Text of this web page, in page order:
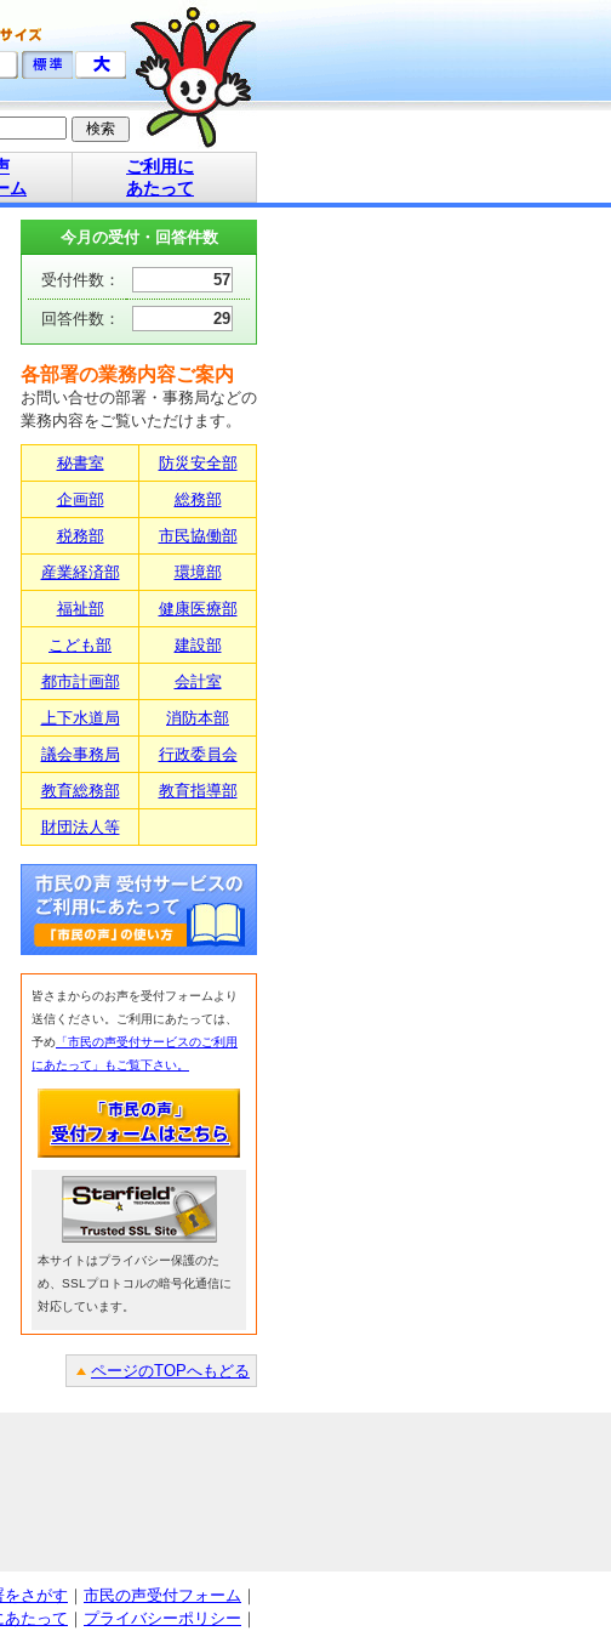
ム
ご利用に
あたって
今月の受付・回答件数
受付件数： 57
回答件数： 29
各部署の業務内容ご案内
お問い合せの部署・事務局などの
業務内容をご覧いただけます。
秘書室
防災安全部
企画部
総務部
税務部
市民協働部
産業経済部
環境部
福祉部
健康医療部
こども部
建設部
都市計画部
会計室
上下水道局
消防本部
議会事務局
行政委員会
教育総務部
教育指導部
財団法人等
皆さまからのお声を受付フォームより
送信ください。ご利用にあたっては、
予め 「市民の声受付サービスのご利用
にあたって」もご覧下さい。
本サイトはプライバシー保護のた
め、SSLプロトコルの暗号化通信に
対応しています。
ページのTOPへもどる
をさがす ｜ 市民の声受付フォーム ｜
あたって ｜ プライバシーポリシー ｜